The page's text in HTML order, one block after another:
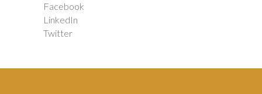
Facebook
LinkedIn
Twitter